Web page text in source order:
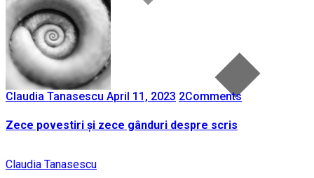
Claudia Tanasescu April 11, 2023 2Comments
Zece povestiri și zece gânduri despre scris
Claudia Tanasescu